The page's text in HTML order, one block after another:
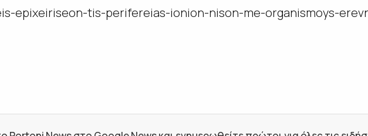
epixeiriseon-tis-perifereias-ionion-nison-me-organismoys-